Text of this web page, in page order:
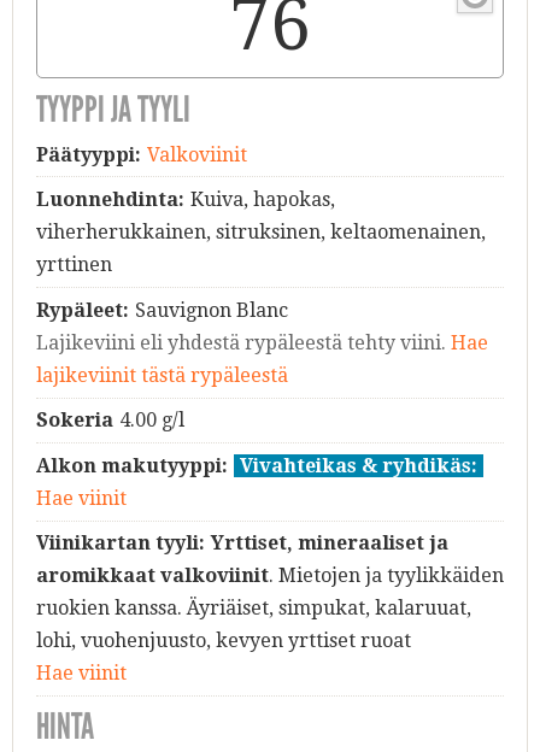
76
TYYPPI JA TYYLI
Päätyyppi: Valkoviinit
Luonnehdinta: Kuiva, hapokas,
viherherukkainen, sitruksinen, keltaomenainen,
yrttinen
Rypäleet: Sauvignon Blanc
Lajikeviini eli yhdestä rypäleestä tehty viini. Hae
lajikeviinit tästä rypäleestä
Sokeria 4.00 g/l
Alkon makutyyppi: Vivahteikas & ryhdikäs:
Hae viinit
Viinikartan tyyli: Yrttiset, mineraaliset ja
aromikkaat valkoviinit. Mietojen ja tyylikkäiden
ruokien kanssa. Äyriäiset, simpukat, kalaruuat,
lohi, vuohenjuusto, kevyen yrttiset ruoat
Hae viinit
HINTA